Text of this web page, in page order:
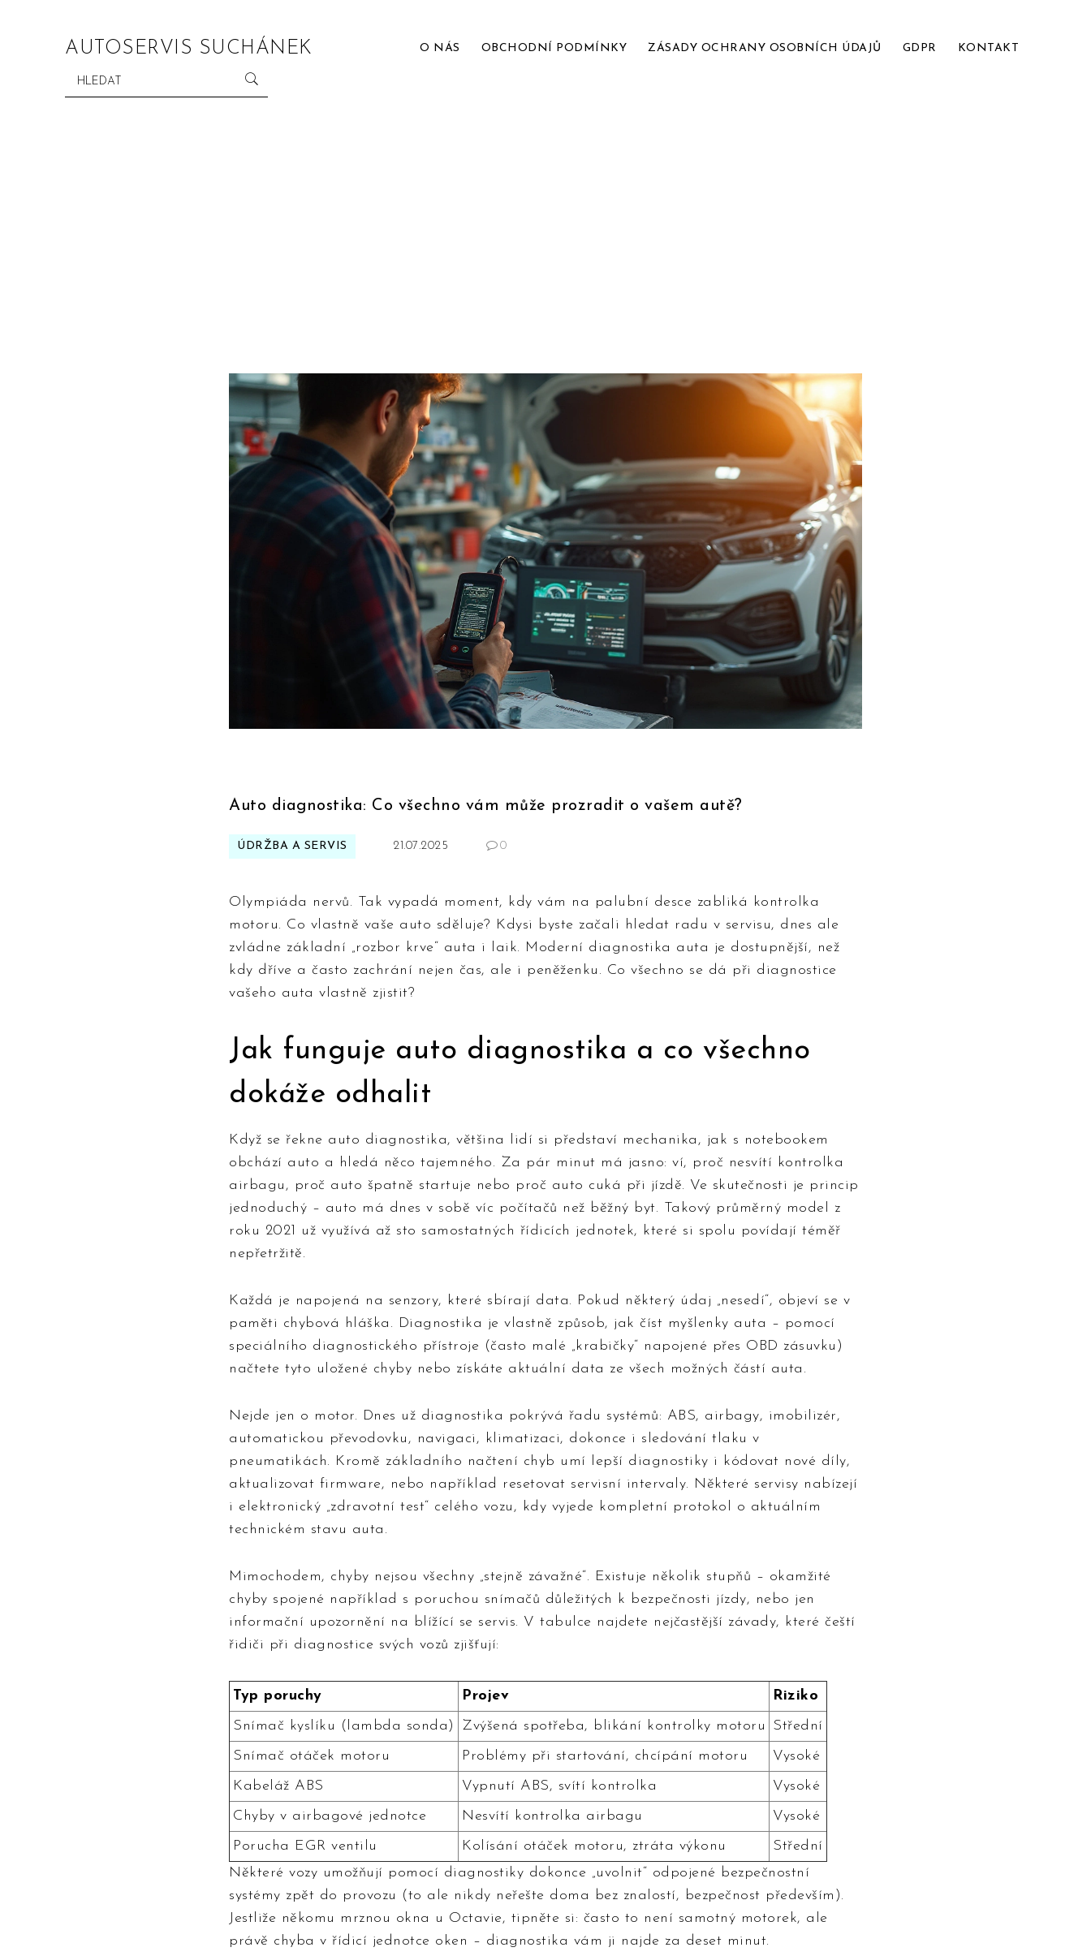
AUTOSERVIS SUCHÁNEK O NÁS OBCHODNÍ PODMÍNKY ZÁSADY OCHRANY OSOBNÍCH ÚDAJŮ GDPR KONTAKT
Auto diagnostika: Co všechno vám může prozradit o vašem autě?
ÚDRŽBA A SERVIS 21.07.2025 0
Olympiáda nervů. Tak vypadá moment, kdy vám na palubní desce zabliká kontrolka
motoru. Co vlastně vaše auto sděluje? Kdysi byste začali hledat radu v servisu, dnes ale
zvládne základní „rozbor krve“ auta i laik. Moderní diagnostika auta je dostupnější, než
kdy dříve a často zachrání nejen čas, ale i peněženku. Co všechno se dá při diagnostice
vašeho auta vlastně zjistit?
Jak funguje auto diagnostika a co všechno
dokáže odhalit
Když se řekne auto diagnostika, většina lidí si představí mechanika, jak s notebookem
obchází auto a hledá něco tajemného. Za pár minut má jasno: ví, proč nesvítí kontrolka
airbagu, proč auto špatně startuje nebo proč auto cuká při jízdě. Ve skutečnosti je princip
jednoduchý – auto má dnes v sobě víc počítačů než běžný byt. Takový průměrný model z
roku 2021 už využívá až sto samostatných řídicích jednotek, které si spolu povídají téměř
nepřetržitě.
Každá je napojená na senzory, které sbírají data. Pokud některý údaj „nesedí“, objeví se v
paměti chybová hláška. Diagnostika je vlastně způsob, jak číst myšlenky auta – pomocí
speciálního diagnostického přístroje (často malé „krabičky“ napojené přes OBD zásuvku)
načtete tyto uložené chyby nebo získáte aktuální data ze všech možných částí auta.
Nejde jen o motor. Dnes už diagnostika pokrývá řadu systémů: ABS, airbagy, imobilizér,
automatickou převodovku, navigaci, klimatizaci, dokonce i sledování tlaku v
pneumatikách. Kromě základního načtení chyb umí lepší diagnostiky i kódovat nové díly,
aktualizovat firmware, nebo například resetovat servisní intervaly. Některé servisy nabízejí
i elektronický „zdravotní test“ celého vozu, kdy vyjede kompletní protokol o aktuálním
technickém stavu auta.
Mimochodem, chyby nejsou všechny „stejně závažné“. Existuje několik stupňů – okamžité
chyby spojené například s poruchou snímačů důležitých k bezpečnosti jízdy, nebo jen
informační upozornění na blížící se servis. V tabulce najdete nejčastější závady, které čeští
řidiči při diagnostice svých vozů zjišťují:
Typ poruchy Projev
Riziko
Snímač kyslíku (lambda sonda)
Zvýšená spotřeba, blikání kontrolky motoru
Střední
Snímač otáček motoru
Problémy při startování, chcípání motoru
Vysoké
Kabeláž ABS
Vypnutí ABS, svítí kontrolka
Vysoké
Chyby v airbagové jednotce
Nesvítí kontrolka airbagu
Vysoké
Porucha EGR ventilu
Kolísání otáček motoru, ztráta výkonu
Střední
Některé vozy umožňují pomocí diagnostiky dokonce „uvolnit“ odpojené bezpečnostní
systémy zpět do provozu (to ale nikdy neřešte doma bez znalostí, bezpečnost především).
Jestliže někomu mrznou okna u Octavie, tipněte si: často to není samotný motorek, ale
právě chyba v řídicí jednotce oken – diagnostika vám ji najde za deset minut.